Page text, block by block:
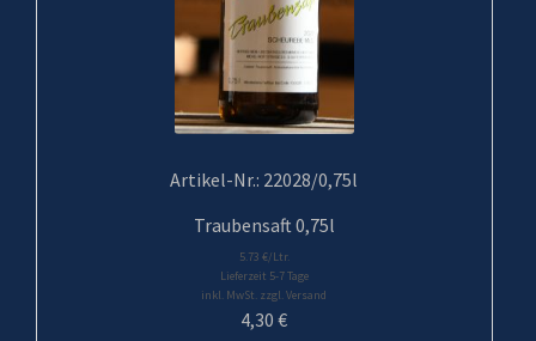
Artikel-Nr.: 22028/0,75l
Traubensaft 0,75l
5.73 €/Ltr.
Lieferzeit 5-7 Tage
inkl. MwSt. zzgl. Versand
4,30€